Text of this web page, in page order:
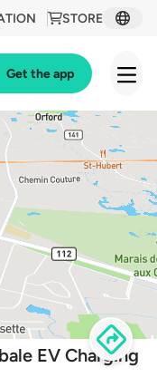
STORE
Get the app
EV Charging